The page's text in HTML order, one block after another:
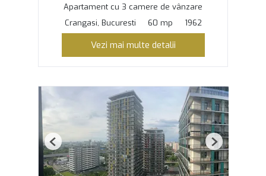
Apartament cu 3 camere de vânzare
Crangasi, Bucuresti
60 mp 1962
Vezi mai multe detalii
Previous Next